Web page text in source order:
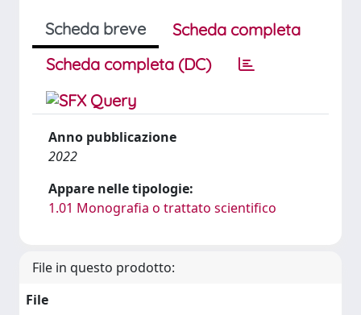
Scheda breve
Scheda completa
Scheda completa (DC)
Anno pubblicazione
2022
Appare nelle tipologie:
1.01 Monografia o trattato scientifico
File in questo prodotto:
File